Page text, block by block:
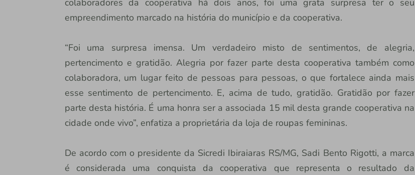
colaboradores da cooperativa há dois anos, foi uma grata surpresa ter o seu
empreendimento marcado na história do município e da cooperativa.
“Foi uma surpresa imensa. Um verdadeiro misto de sentimentos, de alegria,
pertencimento e gratidão. Alegria por fazer parte desta cooperativa também como
colaboradora, um lugar feito de pessoas para pessoas, o que fortalece ainda mais
esse sentimento de pertencimento. E, acima de tudo, gratidão. Gratidão por fazer
parte desta história. É uma honra ser a associada 15 mil desta grande cooperativa na
cidade onde vivo”, enfatiza a proprietária da loja de roupas femininas.
De acordo com o presidente da Sicredi Ibiraiaras RS/MG, Sadi Bento Rigotti, a marca
é considerada uma conquista da cooperativa que representa o resultado da